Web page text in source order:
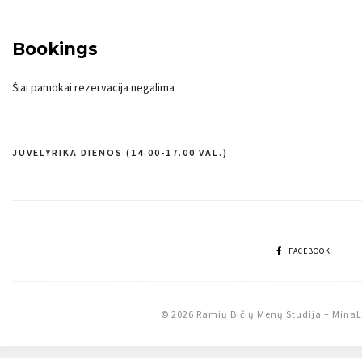
Bookings
Šiai pamokai rezervacija negalima
Navigacija
JUVELYRIKA DIENOS (14.00-17.00 VAL.)
FACEBOOK
© 2026 Ramių Bičių Menų Studija –